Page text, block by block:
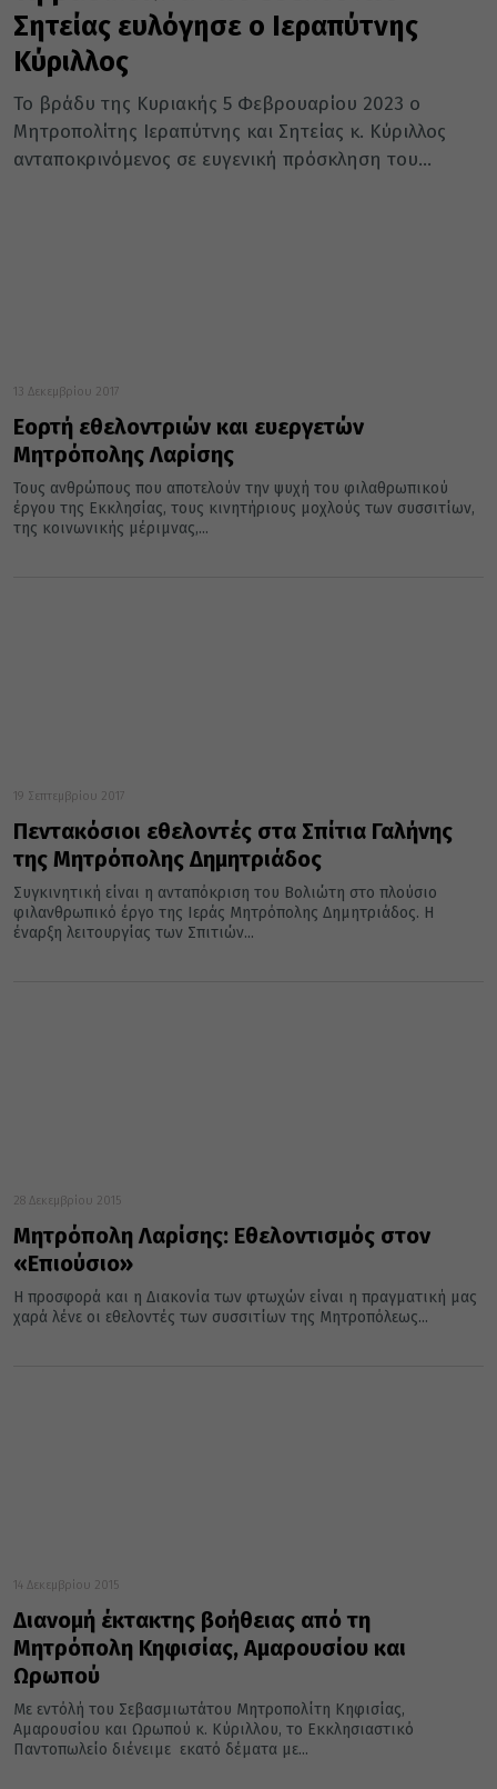
Σητείας ευλόγησε ο Ιεραπύτνης
Κύριλλος
Το βράδυ της Κυριακής 5 Φεβρουαρίου 2023 ο
Μητροπολίτης Ιεραπύτνης και Σητείας κ. Κύριλλος
ανταποκρινόμενος σε ευγενική πρόσκληση του...
13 Δεκεμβρίου 2017
Εορτή εθελοντριών και ευεργετών
Μητρόπολης Λαρίσης
Τους ανθρώπους που αποτελούν την ψυχή του φιλαθρωπικού
έργου της Εκκλησίας, τους κινητήριους μοχλούς των συσσιτίων,
της κοινωνικής μέριμνας,...
19 Σεπτεμβρίου 2017
Πεντακόσιοι εθελοντές στα Σπίτια Γαλήνης
της Μητρόπολης Δημητριάδος
Συγκινητική είναι η ανταπόκριση του Βολιώτη στο πλούσιο
φιλανθρωπικό έργο της Ιεράς Μητρόπολης Δημητριάδος. Η
έναρξη λειτουργίας των Σπιτιών...
28 Δεκεμβρίου 2015
Μητρόπολη Λαρίσης: Εθελοντισμός στον
«Επιούσιο»
Η προσφορά και η Διακονία των φτωχών είναι η πραγματική μας
χαρά λένε οι εθελοντές των συσσιτίων της Μητροπόλεως...
14 Δεκεμβρίου 2015
Διανομή έκτακτης βοήθειας από τη
Μητρόπολη Κηφισίας, Αμαρουσίου και
Ωρωπού
Με εντόλή του Σεβασμιωτάτου Μητροπολίτη Κηφισίας,
Αμαρουσίου και Ωρωπού κ. Κύριλλου, το Εκκλησιαστικό
Παντοπωλείο διένειμε εκατό δέματα με...